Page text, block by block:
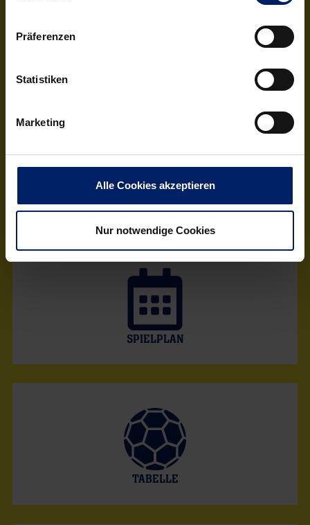
Präferenzen
Statistiken
Marketing
Alle Cookies akzeptieren
Nur notwendige Cookies
SPIELPLAN
TABELLE